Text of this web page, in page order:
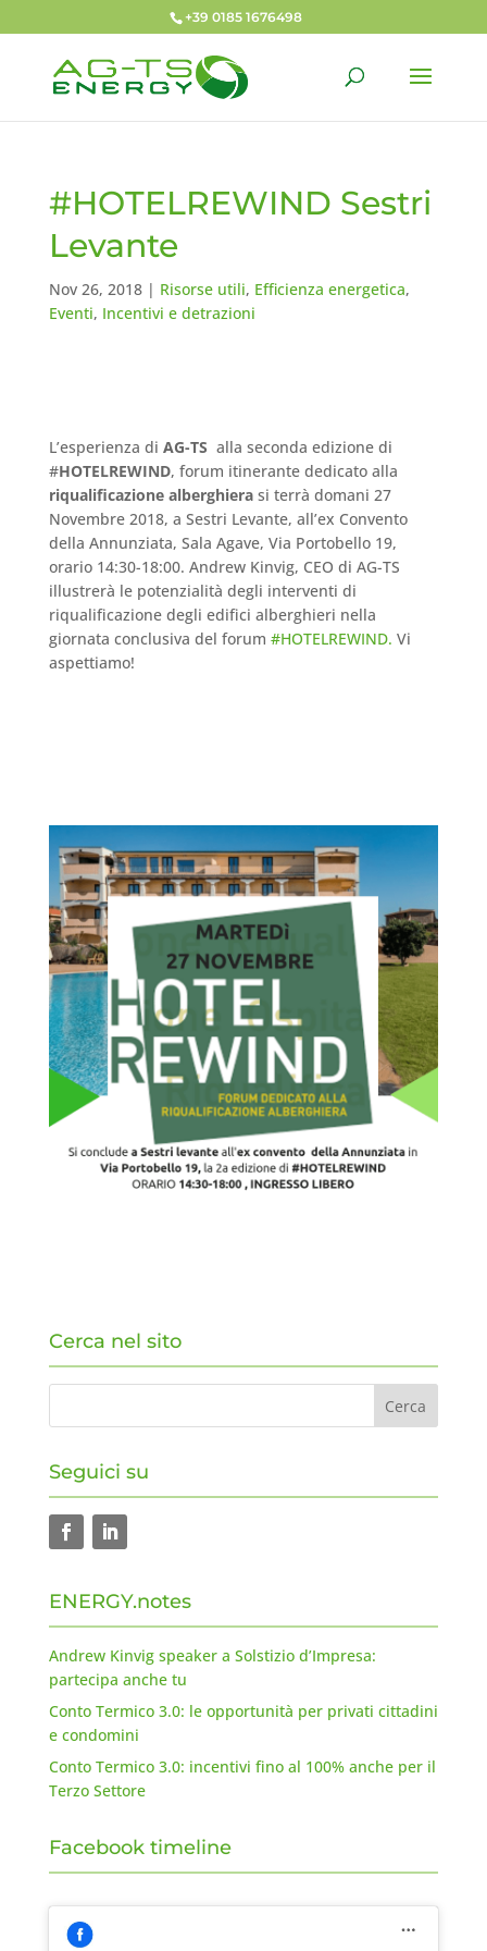
+39 0185 1676498
#HOTELREWIND Sestri
Levante
Nov 26, 2018| Risorse utili, Efficienza energetica,
Eventi, Incentivi e detrazioni
L’esperienza di AG-TS alla seconda edizione di
#HOTELREWIND, forum itinerante dedicato alla
riqualificazione alberghiera si terrà domani 27
Novembre 2018, a Sestri Levante, all’ex Convento
della Annunziata, Sala Agave, Via Portobello 19,
orario 14:30-18:00. Andrew Kinvig, CEO di AG-TS
illustrerà le potenzialità degli interventi di
riqualificazione degli edifici alberghieri nella
giornata conclusiva del forum #HOTELREWIND. Vi
aspettiamo!
Cerca nel sito
Seguici su
ENERGY.notes
Andrew Kinvig speaker a Solstizio d’Impresa:
partecipa anche tu
Conto Termico 3.0: le opportunità per privati cittadini
e condomini
Conto Termico 3.0: incentivi fino al 100% anche per il
Terzo Settore
Facebook timeline